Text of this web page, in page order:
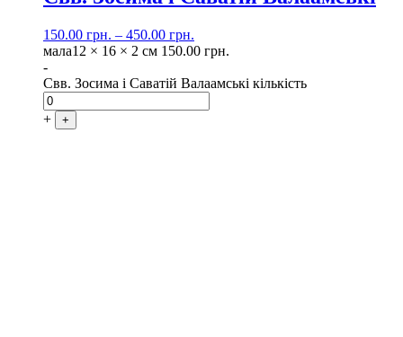
150.00 грн. – 450.00 грн.
мала12 × 16 × 2 см 150.00 грн.
-
Свв. Зосима і Саватій Валаамські кількість
+ +